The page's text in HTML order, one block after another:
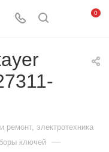
0
ремонт, электротехника
ключей —